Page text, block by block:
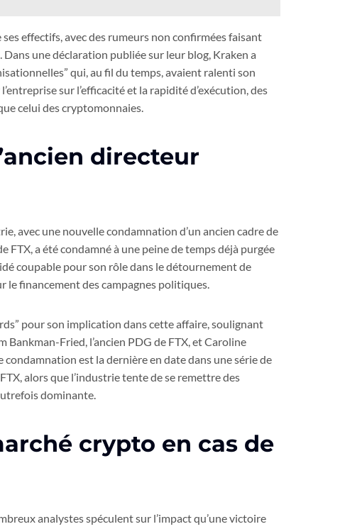
effectifs, avec des rumeurs non confirmées faisant
une déclaration publiée sur leur blog, Kraken a
qui, au fil du temps, avaient ralenti son
sur l’efficacité et la rapidité d’exécution, des
celui des cryptomonnaies.
directeur
avec une nouvelle condamnation d’un ancien cadre de
FTX, a été condamné à une peine de temps déjà purgée
coupable pour son rôle dans le détournement de
le financement des campagnes politiques.
pour son implication dans cette affaire, soulignant
Fried, l’ancien PDG de FTX, et Caroline
condamnation est la dernière en date dans une série de
alors que l’industrie tente de se remettre des
dominante.
crypto en cas de
analystes spéculent sur l’impact qu’une victoire